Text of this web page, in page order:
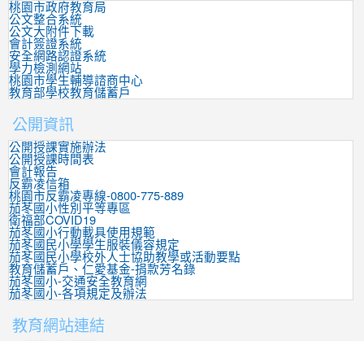
桃園市政府教育局
公文整合系統
公文大附件下載
會計簽證系統
安全網路認證系統
學力檢測網站
桃園市學生輔導諮商中心
教育部學校教育儲蓄戶
公開資訊
公開授課實施辦法
公開授課時間表
會計報告
反霸凌信箱
桃園市反霸凌專線-0800-775-889
茄苳國小性別平等專區
衛福部COVID19
茄苳國小行動載具使用規範
茄苳國民小學學生服裝儀容規定
茄苳國民小學校外人士協助教學或活動要點
教育儲蓄戶、仁愛基金-捐款芳名錄
茄苳國小-交通安全教育網
茄苳國小-各項規定及辦法
教育網站連結